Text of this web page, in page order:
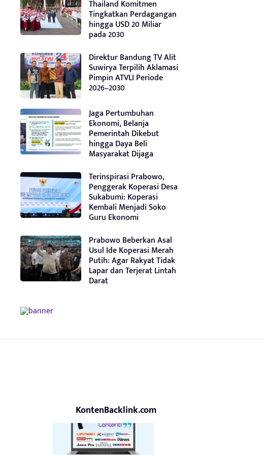
Thailand Komitmen
Tingkatkan Perdagangan
hingga USD 20 Miliar
pada 2030
Direktur Bandung TV Alit
Suwirya Terpilih Aklamasi
Pimpin ATVLI Periode
2026–2030
Jaga Pertumbuhan
Ekonomi, Belanja
Pemerintah Dikebut
hingga Daya Beli
Masyarakat Dijaga
Terinspirasi Prabowo,
Penggerak Koperasi Desa
Sukabumi: Koperasi
Kembali Menjadi Soko
Guru Ekonomi
Prabowo Beberkan Asal
Usul Ide Koperasi Merah
Putih: Agar Rakyat Tidak
Lapar dan Terjerat Lintah
Darat
KontenBacklink.com